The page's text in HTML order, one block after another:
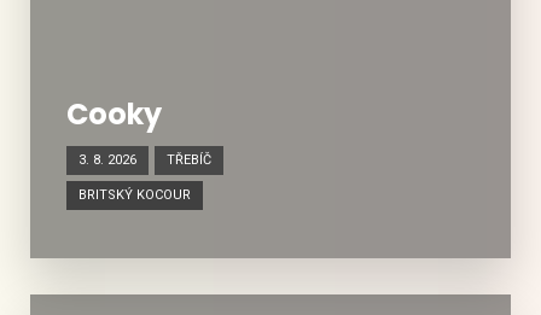
Cooky
3. 8. 2026 TŘEBÍČ
BRITSKÝ KOCOUR